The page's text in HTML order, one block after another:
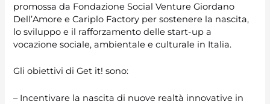
promossa da Fondazione Social Venture Giordano
Dell’Amore e Cariplo Factory per sostenere la nascita,
lo sviluppo e il rafforzamento delle start-up a
vocazione sociale, ambientale e culturale in Italia.
Gli obiettivi di Get it! sono:
– Incentivare la nascita di nuove realtà innovative in